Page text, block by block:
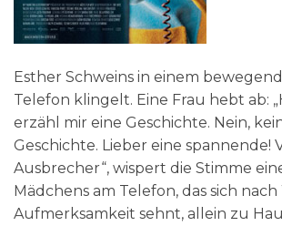
Esther Schweins in einem
Telefon klingelt. Eine Frau hebt ab:
erzähl mir eine Geschichte. Nein,
Geschichte. Lieber eine spannende!
Ausbrecher“, wispert die Stimme
Mädchens am Telefon, das sich
Aufmerksamkeit sehnt, allein zu